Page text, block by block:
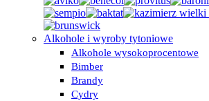
Alkohole i wyroby tytoniowe
Alkohole wysokoprocentowe
Bimber
Brandy
Cydry